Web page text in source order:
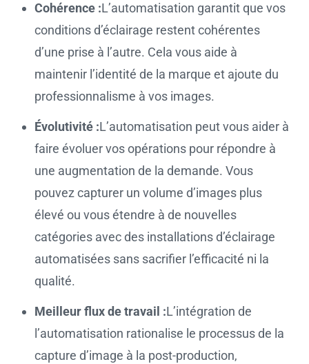
Cohérence :L’automatisation garantit que vos
conditions d’éclairage restent cohérentes
d’une prise à l’autre. Cela vous aide à
maintenir l’identité de la marque et ajoute du
professionnalisme à vos images.
Évolutivité :L’automatisation peut vous aider à
faire évoluer vos opérations pour répondre à
une augmentation de la demande. Vous
pouvez capturer un volume d’images plus
élevé ou vous étendre à de nouvelles
catégories avec des installations d’éclairage
automatisées sans sacrifier l’efficacité ni la
qualité.
Meilleur flux de travail :L’intégration de
l’automatisation rationalise le processus de la
capture d’image à la post-production,